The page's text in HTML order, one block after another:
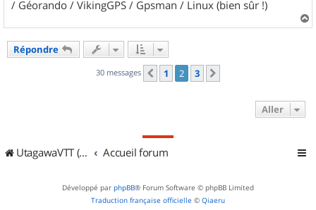
/ Géorando / VikingGPS / Gpsman / Linux (bien sûr !)
a
Répondre
30 messages Précédent
1 2 3
Aller
UtagawaVTT (Randos VTT et VTTAE avec traces GPS) Accueil forum
Développé par phpBB® Forum Software © phpBB Limited
Traduction française officielle © Qiaeru